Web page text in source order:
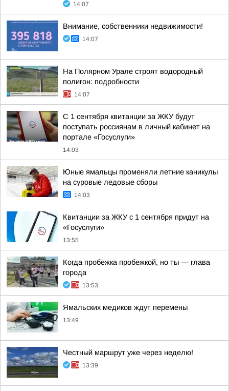
14:07
Внимание, собственники недвижимости!
14:07
На Полярном Урале строят водородный
полигон: подробности
14:07
С 1 сентября квитанции за ЖКУ будут
поступать россиянам в личный кабинет на
портале «Госуслуги»
14:03
Юные ямальцы променяли летние каникулы
на суровые ледовые сборы
14:03
Квитанции за ЖКУ с 1 сентября придут на
«Госуслуги»
13:55
Когда пробежка пробежкой, но ты — глава
города
13:53
Ямальских медиков ждут перемены
13:49
Честный маршрут уже через неделю!
13:39